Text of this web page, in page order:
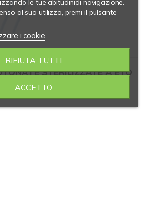
STERILIZZATE A ETO
le tue abitudinidi navigazione.
al suo utilizzo, premi il pulsante
i cookie
RIFIUTA TUTTI
ACCETTO